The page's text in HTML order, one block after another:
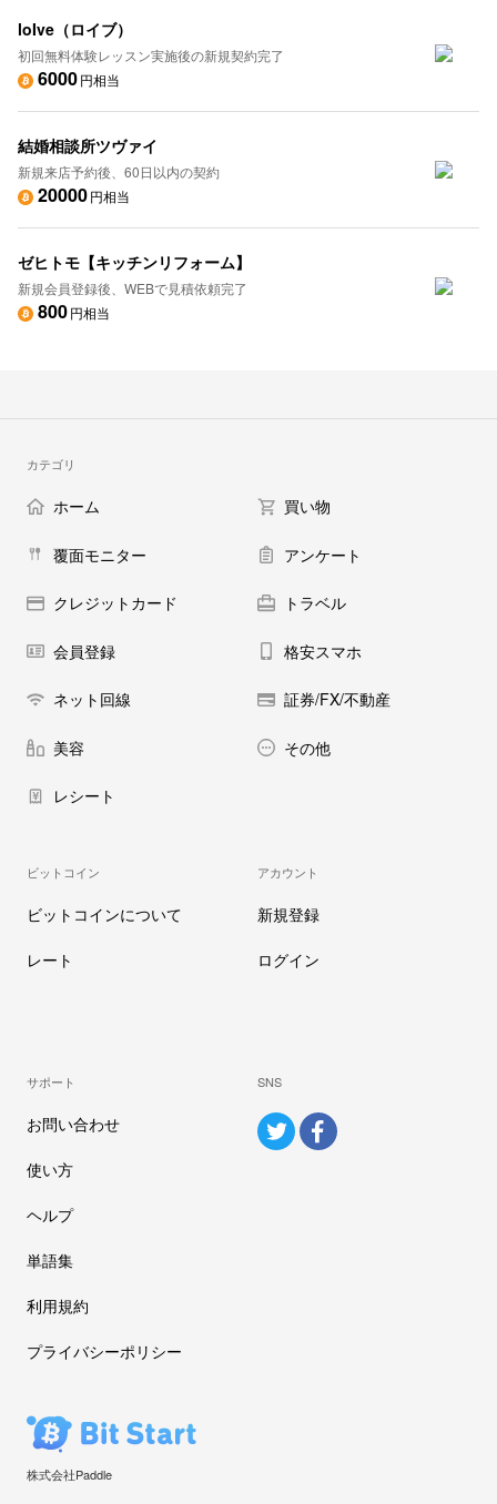
loIve（ロイブ）
初回無料体験レッスン実施後の新規契約完了
6000円相当
結婚相談所ツヴァイ
新規来店予約後、60日以内の契約
20000円相当
ゼヒトモ【キッチンリフォーム】
新規会員登録後、WEBで見積依頼完了
800円相当
カテゴリ
ホーム 買い物
覆面モニター アンケート
クレジットカード トラベル
会員登録 格安スマホ
ネット回線 証券/FX/不動産
美容 その他
レシート
ビットコイン
ビットコインについて
レート
アカウント
新規登録
ログイン
サポート
お問い合わせ
使い方
ヘルプ
単語集
利用規約
プライバシーポリシー
SNS
株式会社Paddle